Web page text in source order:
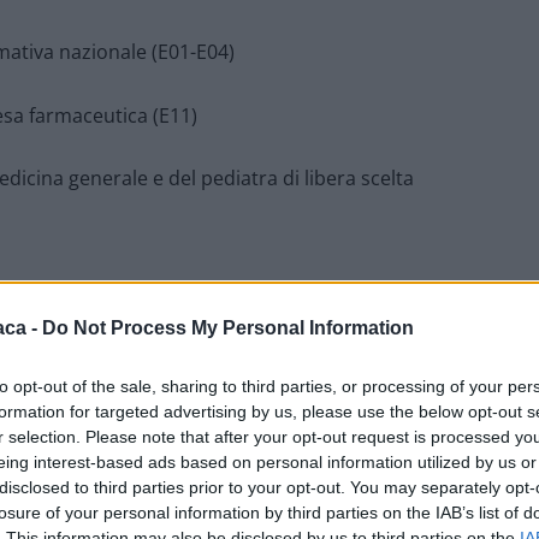
- Do Not Process My Personal Information
opt-out of the sale, sharing to third parties, or processing of your
for targeted advertising by us, please use the below opt-out
selection. Please note that after your opt-out request is processed
interest-based ads based on personal information utilized by us
to third parties prior to your opt-out. You may separately
of your personal information by third parties on the IAB’s list of
nazionale (E01-E04)
farmaceutica (E11)
generale e del pediatra di libera scelta
non si possano concludere direttamente allo
la documentazione e si farà carico di svolgere la
l’esito alla sede di Spinetta nei due giorni successivi
l’esito della pratica.
sulle sedi di Castellazzo e Felizzano.